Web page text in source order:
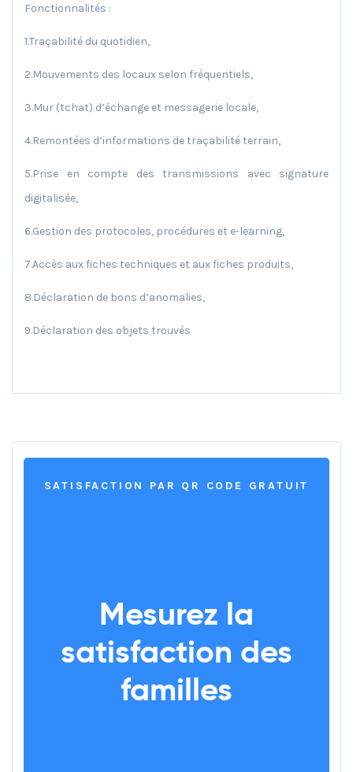
Fonctionnalités :
1.Traçabilité du quotidien,
2.Mouvements des locaux selon fréquentiels,
3.Mur (tchat) d’échange et messagerie locale,
4.Remontées d’informations de traçabilité terrain,
5.Prise en compte des transmissions avec signature
digitalisée,
6.Gestion des protocoles, procédures et e-learning,
7.Accès aux fiches techniques et aux fiches produits,
8.Déclaration de bons d’anomalies,
9.Déclaration des objets trouvés
SATISFACTION PAR QR CODE GRATUIT
Mesurez la
satisfaction des
familles